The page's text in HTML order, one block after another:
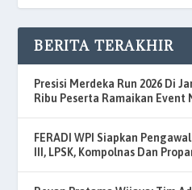
BERITA TERAKHIR
Presisi Merdeka Run 2026 Di
Ribu Peserta Ramaikan Event
FERADI WPI Siapkan
III, LPSK, Kompolnas Dan